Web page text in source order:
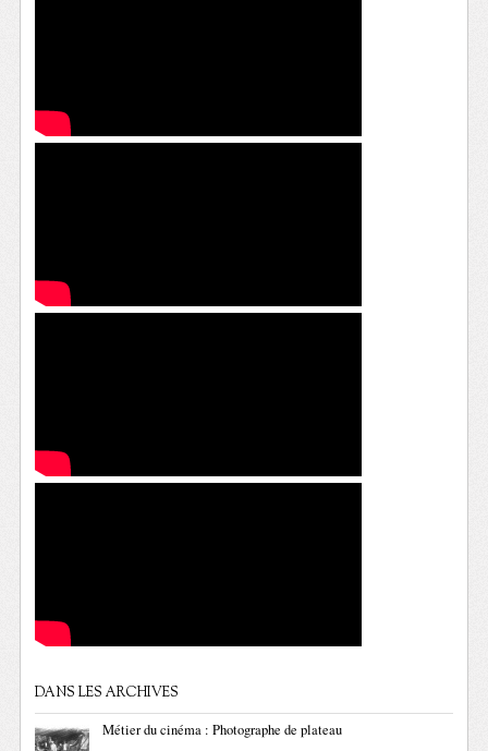
DANS LES ARCHIVES
Métier du cinéma : Photographe de plateau